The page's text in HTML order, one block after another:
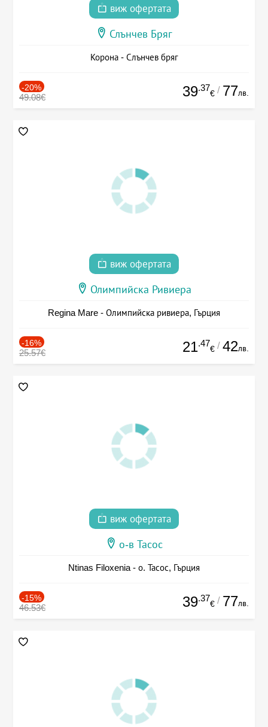
виж офертата
Слънчев Бряг
Корона - Слънчев бряг
-20%
49.08€ 39.37
€ / 77лв.
виж офертата
Олимпийска Ривиера
Regina Mare - Олимпийска ривиера, Гърция
-16%
25.57€ 21.47
€ / 42лв.
виж офертата
о-в Тасос
Ntinas Filoxenia - о. Тасос, Гърция
-15%
46.53€ 39.37
€ / 77лв.